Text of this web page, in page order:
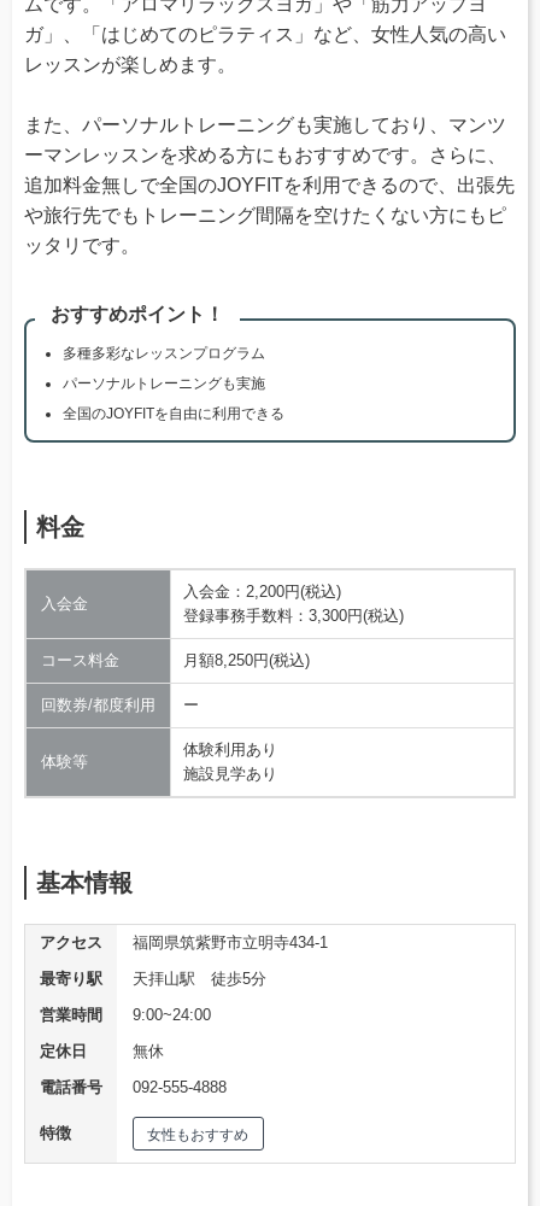
ガ」、「はじめてのピラティス」など、女性人気の高い
レッスンが楽しめます。
また、パーソナルトレーニングも実施しており、マンツ
ーマンレッスンを求める方にもおすすめです。さらに、
追加料金無しで全国のJOYFITを利用できるので、出張先
や旅行先でもトレーニング間隔を空けたくない方にもピ
ッタリです。
おすすめポイント！
多種多彩なレッスンプログラム
パーソナルトレーニングも実施
全国のJOYFITを自由に利用できる
料金
入会金
入会金：2,200円(税込)
登録事務手数料：3,300円(税込)
コース料金 月額8,250円(税込)
回数券/都度利用 ー
体験等
体験利用あり
施設見学あり
基本情報
アクセス
福岡県筑紫野市立明寺434-1
最寄り駅
天拝山駅 徒歩5分
営業時間
9:00~24:00
定休日
無休
電話番号
092-555-4888
特徴 女性もおすすめ